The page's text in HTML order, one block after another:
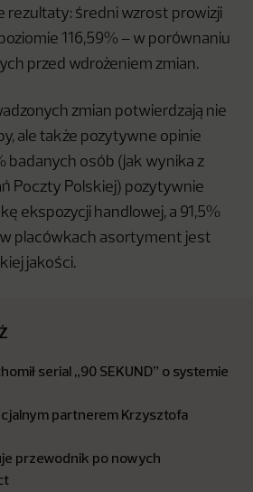
rezultaty: średni wzrost prowizji
116,59% – w porównaniu
przed wdrożeniem zmian.
zmian potwierdzają nie
ale także pozytywne opinie
badanych osób (jak wynika z
Poczty Polskiej) pozytywnie
ekspozycji handlowej, a 91,5%
placówkach asortyment jest
jakości.
serial „90 SEKUND” o systemie
partnerem Krzysztofa
przewodnik po nowych